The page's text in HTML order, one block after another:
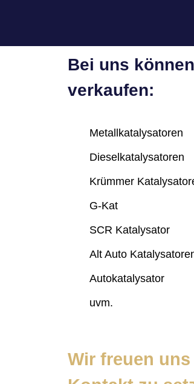
Bei uns
verkaufen:
Metallkatalysatoren
Dieselkatalysatoren
Krümmer
G-Kat
SCR Katalysator
Alt Auto
Autokatalysator
uvm.
Wir freuen